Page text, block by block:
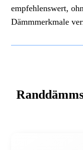
empfehlenswert,
Dämmmerkmale